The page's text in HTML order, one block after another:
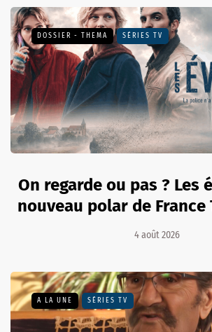
DOSSIER - THEMA SÉRIES TV
On regarde ou pas ? Les
nouveau polar de France
4 août 2026
A LA UNE SÉRIES TV